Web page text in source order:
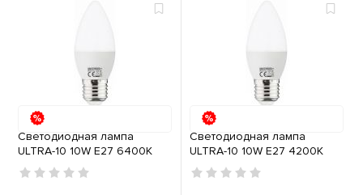
Светодиодная лампа
ULTRA-10 10W E27 6400К
Светодиодная лампа
ULTRA-10 10W E27 4200К